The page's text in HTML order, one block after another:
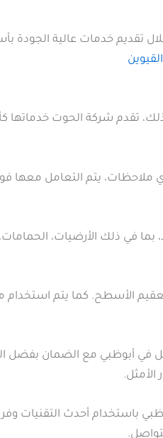
خدمات عالية الجودة
تقدم شركة الحوت
ملاحظات، يتم التعامل معها
في ذلك الأرضيات،
الأسطح. كما يتم
أبوظبي مع الضمان بفضل
أحدث التقنيات